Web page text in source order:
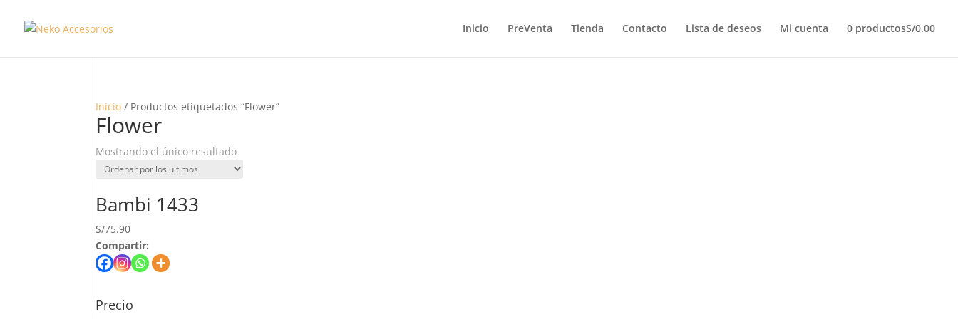
Inicio PreVenta Tienda Contacto Lista de deseos Mi cuenta 0 productosS/0.00
Inicio / Productos etiquetados “Flower”
Flower
Mostrando el único resultado
Bambi 1433
S/75.90
Compartir:
Precio